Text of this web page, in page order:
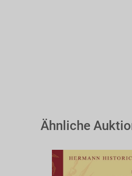
Ähnliche